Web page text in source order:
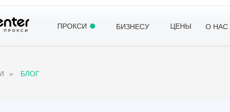
ПРОКСИ БИЗНЕСУ ЦЕНЫ О НАС
» БЛОГ